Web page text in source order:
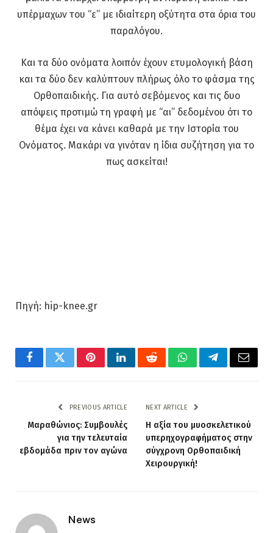
υπέρμαχων του “ε” με ιδιαίτερη οξύτητα στα όρια του
παραλόγου.
Και τα δύο ονόματα λοιπόν έχουν ετυμολογική βάση
και τα δύο δεν καλύπτουν πλήρως όλο το φάσμα της
Ορθοπαιδικής. Για αυτό σεβόμενος και τις δυο
απόψεις προτιμώ τη γραφή με “αι” δεδομένου ότι το
θέμα έχει να κάνει καθαρά με την Ιστορία του
Ονόματος. Μακάρι να γινόταν η ίδια συζήτηση για το
πως ασκείται!
Πηγή: hip-knee.gr
FacebookTwitterPinterestLinkedInRedditWhatsAppTelegramEmail
PREVIOUS ARTICLE
Μαραθώνιος: Συμβουλές
για την τελευταία
εβδομάδα πριν τον αγώνα
NEXT ARTICLE
Η αξία του μυοσκελετικού
υπερηχογραφήματος στην
σύγχρονη Ορθοπαιδική
Χειρουργική!
News